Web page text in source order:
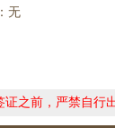
无
之前，严禁自行